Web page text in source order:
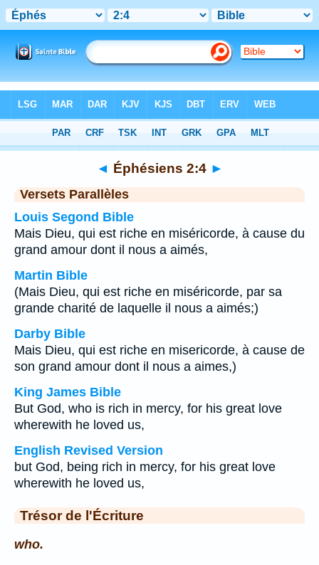
Chapitre 2 > Verset 4
◄ Éphésiens 2:4 ►
Versets Parallèles
Louis Segond Bible
Mais Dieu, qui est riche en miséricorde, à cause du
grand amour dont il nous a aimés,
Martin Bible
(Mais Dieu, qui est riche en miséricorde, par sa
grande charité de laquelle il nous a aimés;)
Darby Bible
Mais Dieu, qui est riche en misericorde, à cause de
son grand amour dont il nous a aimes,)
King James Bible
But God, who is rich in mercy, for his great love
wherewith he loved us,
English Revised Version
but God, being rich in mercy, for his great love
wherewith he loved us,
Trésor de l'Écriture
who.